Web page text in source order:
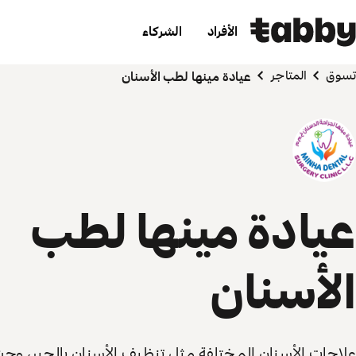
الأفراد الشركاء
تسوق المتاجر عيادة مينها لطب الأسنان
عيادة مينها لطب
الأسنان